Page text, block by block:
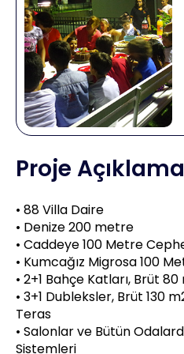
Proje
• 88 Villa Daire
• Denize 200 metre
• Caddeye 100 Metre
• Kumcağız Migrosa 100
• 2+1 Bahçe Katları, Brüt
• 3+1 Dubleksler, Brüt 130
Teras
• Salonlar ve Bütün
Sistemleri